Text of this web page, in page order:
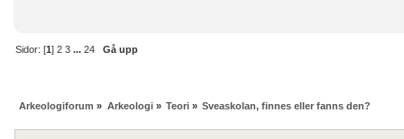
Sidor: [1]2 3 ...24 Gå upp
Arkeologiforum » Arkeologi» Teori» Sveaskolan, finnes eller fanns den?